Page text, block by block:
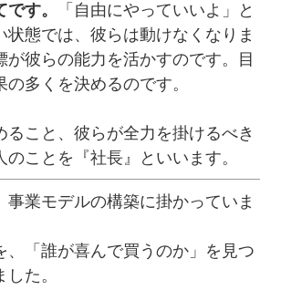
す。
「自由にやっていいよ」と
状態では、彼らは動けなくなりま
が彼らの能力を活かすのです。目
多くを決めるのです。
ること、彼らが全力を掛けるべき
のことを『社長』といいます。
事業モデルの構築に掛かっていま
、「誰が喜んで買うのか」を見つ
た。